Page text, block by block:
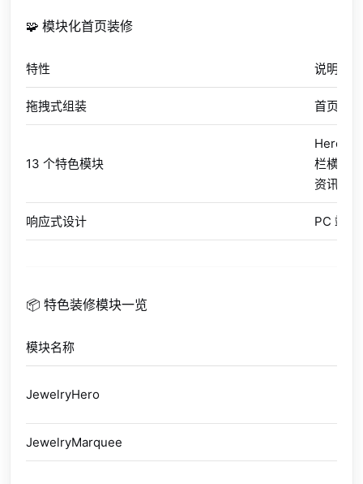
🧩 模块化首页装修
特性 说明
拖拽式组装 首页由
13 个特色模块
Hero 大
栏横幅
资讯、
响应式设计 PC 端
📦 特色装修模块一览
模块名称
JewelryHero
JewelryMarquee